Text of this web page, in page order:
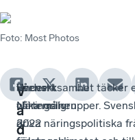
Foto: Most Photos
Under
vårterminen
2022
V
a
d
Svenskt
Näringsliv
är
Vår verksamhet täcker
olika målgrupper.
driva näringspolitiska